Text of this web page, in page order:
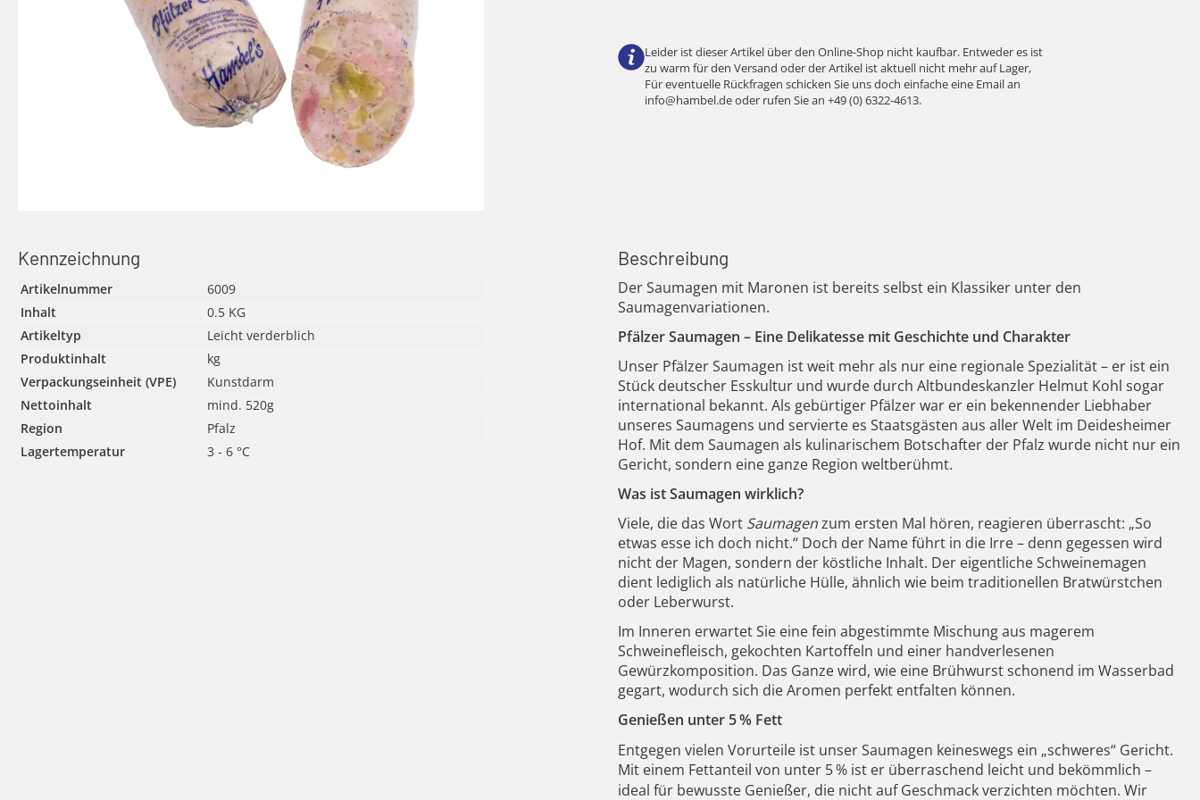
Leider ist dieser Artikel über den Online-Shop nicht kaufbar. Entweder es ist
zu warm für den Versand oder der Artikel ist aktuell nicht mehr auf Lager,
Für eventuelle Rückfragen schicken Sie uns doch einfache eine Email an
info@hambel.deoder rufen Sie an +49 (0) 6322-4613.
Beschreibung
Der Saumagen mit Maronen ist bereits selbst ein Klassiker unter den
Saumagenvariationen.
Pfälzer Saumagen – Eine Delikatesse mit Geschichte und Charakter
Unser Pfälzer Saumagen ist weit mehr als nur eine regionale Spezialität – er ist ein
Stück deutscher Esskultur und wurde durch Altbundeskanzler Helmut Kohl sogar
international bekannt. Als gebürtiger Pfälzer war er ein bekennender Liebhaber
unseres Saumagens und servierte es Staatsgästen aus aller Welt im Deidesheimer
Hof. Mit dem Saumagen als kulinarischem Botschafter der Pfalz wurde nicht nur ein
Gericht, sondern eine ganze Region weltberühmt.
Was ist Saumagen wirklich?
Viele, die das Wort Saumagenzum ersten Mal hören, reagieren überrascht: „So
etwas esse ich doch nicht.“ Doch der Name führt in die Irre – denn gegessen wird
nicht der Magen, sondern der köstliche Inhalt. Der eigentliche Schweinemagen
dient lediglich als natürliche Hülle, ähnlich wie beim traditionellen Bratwürstchen
oder Leberwurst.
Im Inneren erwartet Sie eine fein abgestimmte Mischung aus magerem
Schweinefleisch, gekochten Kartoffeln und einer handverlesenen
Gewürzkomposition. Das Ganze wird, wie eine Brühwurst schonend im Wasserbad
gegart, wodurch sich die Aromen perfekt entfalten können.
Genießen unter 5% Fett
Entgegen vielen Vorurteile ist unser Saumagen keineswegs ein „schweres“ Gericht.
Mit einem Fettanteil von unter 5% ist er überraschend leicht und bekömmlich –
ideal für bewusste Genießer, die nicht auf Geschmack verzichten möchten. Wir
Kennzeichnung
Artikelnummer
6009
Inhalt
0.5 KG
Artikeltyp
Leicht verderblich
Produktinhalt
kg
Verpackungseinheit (VPE)
Kunstdarm
Nettoinhalt
mind. 520g
Region
Pfalz
Lagertemperatur
3 - 6 °C